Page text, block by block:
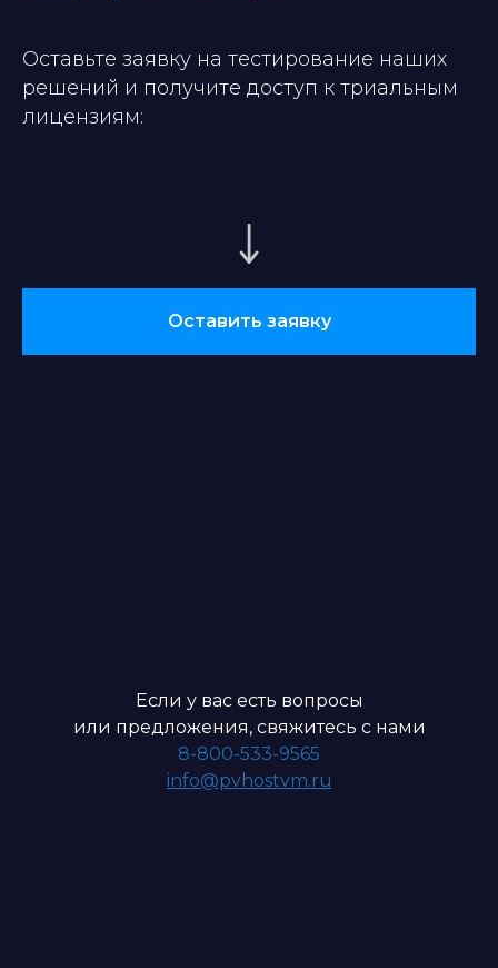
Оставьте заявку на тестирование наших
решений и получите доступ к триальным
лицензиям:
Оставить заявку
Если у вас есть вопросы
или предложения, свяжитесь с нами
8-800-533-9565
info@pvhostvm.ru